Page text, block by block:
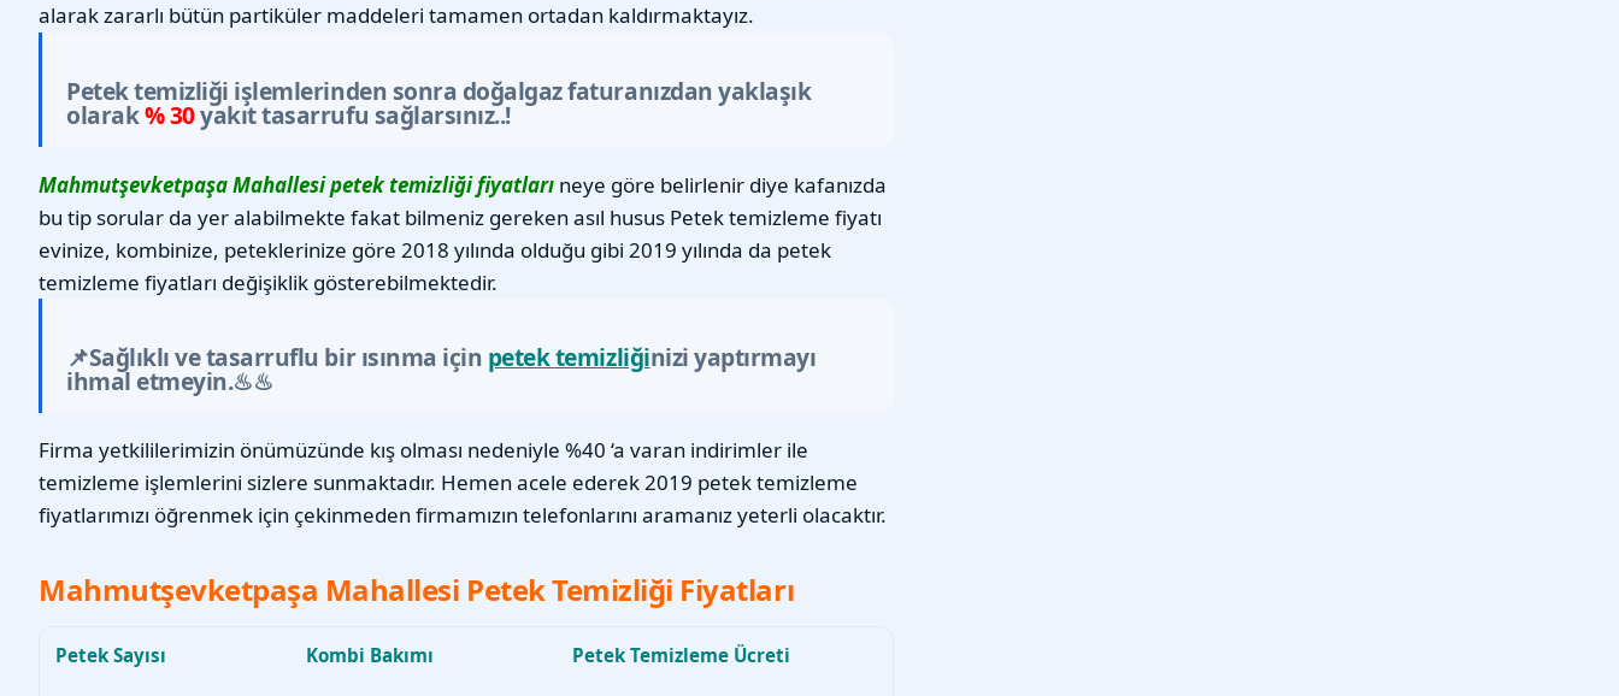
alarak zararlı bütün partiküler maddeleri tamamen ortadan kaldırmaktayız.
Petek temizliği işlemlerinden sonra doğalgaz faturanızdan yaklaşık
olarak% 30yakıt tasarrufu sağlarsınız..!
Mahmutşevketpaşa Mahallesi petek temizliği fiyatları neye göre belirlenir diye kafanızda
bu tip sorular da yer alabilmekte fakat bilmeniz gereken asıl husus Petek temizleme fiyatı
evinize, kombinize, peteklerinize göre 2018 yılında olduğu gibi 2019 yılında da petek
temizleme fiyatları değişiklik gösterebilmektedir.
📌Sağlıklı ve tasarruflu bir ısınma için petek temizliğinizi yaptırmayı
ihmal etmeyin.♨♨
Firma yetkililerimizin önümüzünde kış olması nedeniyle %40 ‘a varan indirimler ile
temizleme işlemlerini sizlere sunmaktadır. Hemen acele ederek 2019 petek temizleme
fiyatlarımızı öğrenmek için çekinmeden firmamızın telefonlarını aramanız yeterli olacaktır.
Mahmutşevketpaşa Mahallesi Petek Temizliği Fiyatları
Petek Sayısı Kombi Bakımı Petek Temizleme Ücreti